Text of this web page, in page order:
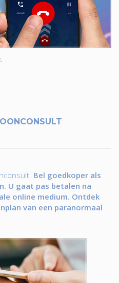
Bel goedkoper als
U gaat pas betalen na
online medium. Ontdek
van een paranormaal